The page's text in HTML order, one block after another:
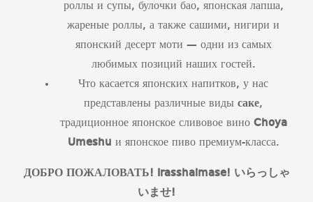
роллы и супы, булочки бао, японская лапша,
жареные роллы, а также сашими, нигири и
японский десерт моти — одни из самых
любимых позиций наших гостей.
Что касается японских напитков, у нас
представлены различные виды саке,
традиционное японское сливовое вино Choya
Umeshu и японское пиво премиум-класса.
ДОБРО ПОЖАЛОВАТЬ! Irasshaimase! いらっしゃ
いませ!